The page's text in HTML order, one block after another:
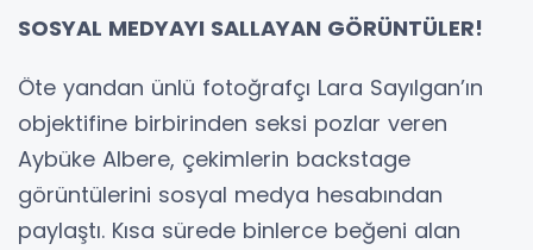
SOSYAL MEDYAYI SALLAYAN GÖRÜNTÜLER!
Öte yandan ünlü fotoğrafçı Lara Sayılgan’ın
objektifine birbirinden seksi pozlar veren
Aybüke Albere, çekimlerin backstage
görüntülerini sosyal medya hesabından
paylaştı. Kısa sürede binlerce beğeni alan